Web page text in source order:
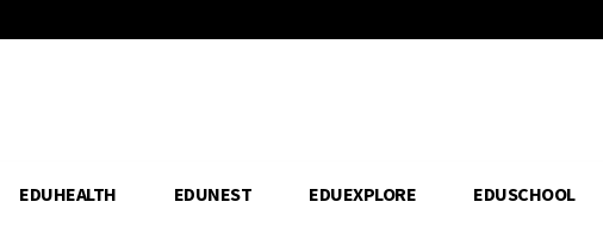
EDUHEALTH EDUNEST EDUEXPLORE EDUSCHOOL